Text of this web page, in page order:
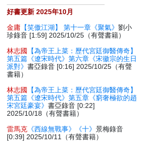
好書更新 2025年10月
金庸 【笑傲江湖】 第十一章《聚氣》劉小
珍錄音 [1:59] 2025/10/25（有聲書籍）
林志國
【為帝王上菜：歷代宮廷御醫傳奇】
第五篇《遼宋時代》第六章《宋徽宗的生日
派對》書亞錄音 [0:16] 2025/10/25（有聲
書籍）
林志國
【為帝王上菜：歷代宮廷御醫傳奇】
第五篇《遼宋時代》第五章《窮奢極欲的趙
宋宮廷豪宴》書亞錄音 [0:22]
2025/10/18（有聲書籍）
雷馬克 《西線無戰事》《十》景梅錄音
[0:39] 2025/10/11（有聲書籍）